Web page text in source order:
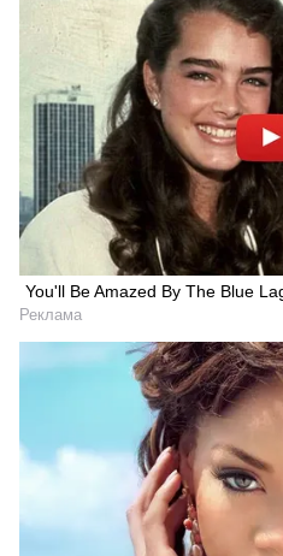
You'll Be Amazed By The Blue
Реклама